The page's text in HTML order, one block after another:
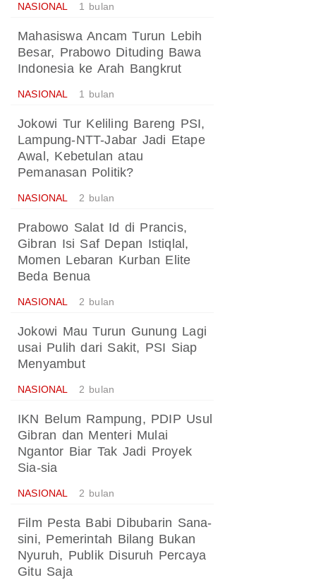
NASIONAL 1 bulan
Mahasiswa Ancam Turun Lebih
Besar, Prabowo Dituding Bawa
Indonesia ke Arah Bangkrut
NASIONAL 1 bulan
Jokowi Tur Keliling Bareng PSI,
Lampung-NTT-Jabar Jadi Etape
Awal, Kebetulan atau
Pemanasan Politik?
NASIONAL 2 bulan
Prabowo Salat Id di Prancis,
Gibran Isi Saf Depan Istiqlal,
Momen Lebaran Kurban Elite
Beda Benua
NASIONAL 2 bulan
Jokowi Mau Turun Gunung Lagi
usai Pulih dari Sakit, PSI Siap
Menyambut
NASIONAL 2 bulan
IKN Belum Rampung, PDIP Usul
Gibran dan Menteri Mulai
Ngantor Biar Tak Jadi Proyek
Sia-sia
NASIONAL 2 bulan
Film Pesta Babi Dibubarin Sana-
sini, Pemerintah Bilang Bukan
Nyuruh, Publik Disuruh Percaya
Gitu Saja